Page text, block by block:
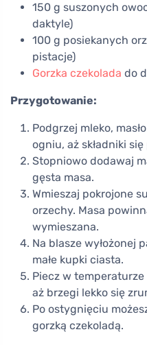
150 g suszonych
daktyle)
100 g posiekanych
pistacje)
Gorzka czekolada do
Przygotowanie:
Podgrzej mleko,
ogniu, aż składniki się
Stopniowo dodawaj
gęsta masa.
Wmieszaj pokrojone
orzechy. Masa
wymieszana.
Na blasze wyłożonej
małe kupki ciasta.
Piecz w temperaturze
aż brzegi lekko się
Po ostygnięciu
gorzką czekoladą.